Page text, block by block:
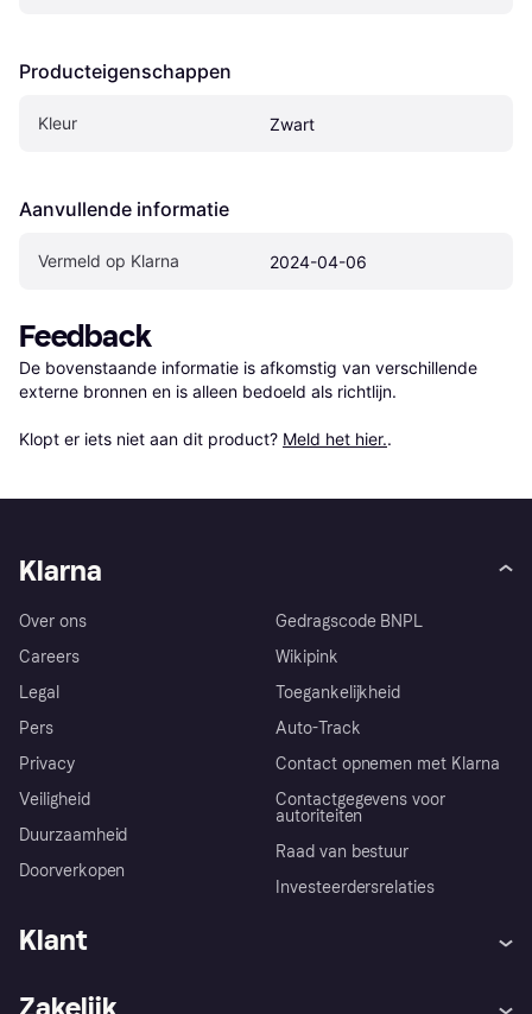
Producteigenschappen
Kleur Zwart
Aanvullende informatie
Vermeld op Klarna 2024-04-06
Feedback
De bovenstaande informatie is afkomstig van verschillende
externe bronnen en is alleen bedoeld als richtlijn.
Klopt er iets niet aan dit product? Meld het hier..
Klarna
Over ons
Careers
Legal
Pers
Privacy
Veiligheid
Duurzaamheid
Doorverkopen
Gedragscode BNPL
Wikipink
Toegankelijkheid
Auto-Track
Contact opnemen met Klarna
Contactgegevens voor
autoriteiten
Raad van bestuur
Investeerdersrelaties
Klant